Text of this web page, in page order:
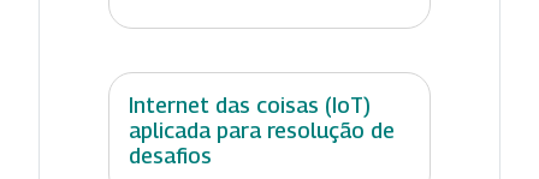
Internet das coisas (IoT)
aplicada para resolução de
desafios